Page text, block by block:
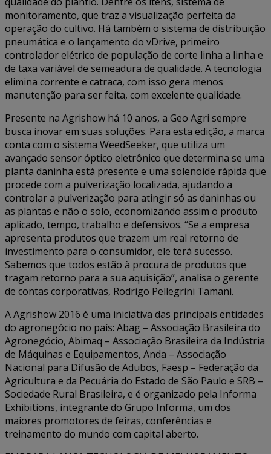
monitoramento, que traz a visualização perfeita da
operação do cultivo. Há também o sistema de distribuição
pneumática e o lançamento do vDrive, primeiro
controlador elétrico de população de corte linha a linha e
de taxa variável de semeadura de qualidade. A tecnologia
elimina corrente e catraca, com isso gera menos
manutenção para ser feita, com excelente qualidade.
Presente na Agrishow há 10 anos, a Geo Agri sempre
busca inovar em suas soluções. Para esta edição, a marca
conta com o sistema WeedSeeker, que utiliza um
avançado sensor óptico eletrônico que determina se uma
planta daninha está presente e uma solenoide rápida que
procede com a pulverização localizada, ajudando a
controlar a pulverização para atingir só as daninhas ou
as plantas e não o solo, economizando assim o produto
aplicado, tempo, trabalho e defensivos. “Se a empresa
apresenta produtos que trazem um real retorno de
investimento para o consumidor, ele terá sucesso.
Sabemos que todos estão à procura de produtos que
tragam retorno para a sua aquisição”, analisa o gerente
de contas corporativas, Rodrigo Pellegrini Tamani.
A Agrishow 2016 é uma iniciativa das principais entidades
do agronegócio no país: Abag – Associação Brasileira do
Agronegócio, Abimaq – Associação Brasileira da Indústria
de Máquinas e Equipamentos, Anda – Associação
Nacional para Difusão de Adubos, Faesp – Federação da
Agricultura e da Pecuária do Estado de São Paulo e SRB –
Sociedade Rural Brasileira, e é organizado pela Informa
Exhibitions, integrante do Grupo Informa, um dos
maiores promotores de feiras, conferências e
treinamento do mundo com capital aberto.